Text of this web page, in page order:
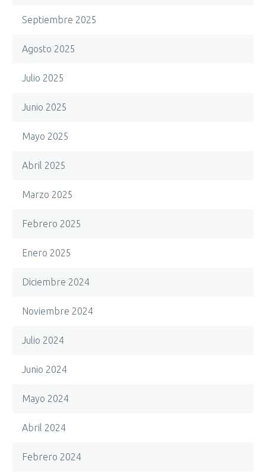
Septiembre 2025
Agosto 2025
Julio 2025
Junio 2025
Mayo 2025
Abril 2025
Marzo 2025
Febrero 2025
Enero 2025
Diciembre 2024
Noviembre 2024
Julio 2024
Junio 2024
Mayo 2024
Abril 2024
Febrero 2024